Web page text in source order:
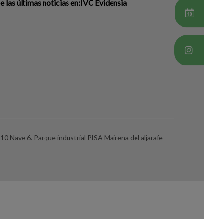
las últimas noticias en:IVC Evidensia
Nave 6. Parque industrial PISA Mairena del aljarafe